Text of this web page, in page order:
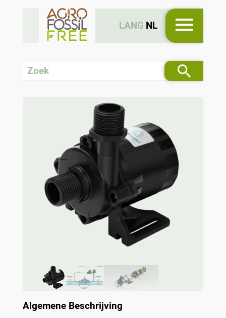
LANG NL
Algemene Beschrijving